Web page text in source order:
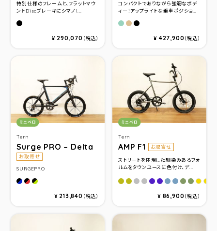
特別仕様のフレームと、フラットマウ
ントDiscブレーキにシマノ1...
マットブラック/シルバ－
¥ 290,070 （税込）
コンパクトでありながら強靭なボデ
ィー！アップライトな乗車ポジショ...
TARRAGON
DUNESATINBLACK/BLACK
¥ 427,900（税込）
Tern
Surge PRO – Delta
お取寄せ
カテゴリ：
ミニベロ
SURGEPRO
DELTABLUE
DELTARED
DELTAGREEN
¥ 213,840 （税込）
Tern
AMP F1 お取寄せ
カテゴリ：
ミニベロ
ストリートを体現した馴染みあるフォ
ルムをタウンユースに色付け、デ...
Khaki(サイズ460)
Khaki(サイズ500)
Iron(サイズ460)
Iron(サイズ500)
Purple(サイズ460)
Purple(サイズ
MossGrey(サ
MossGrey(
¥ 86,900（税込）